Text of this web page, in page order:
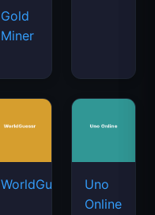
Gold
Miner
WorldGuessr
Uno
Online